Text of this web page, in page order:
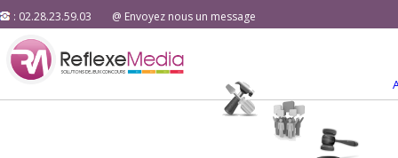
: 02.28.23.59.03 @ Envoyez nous un message